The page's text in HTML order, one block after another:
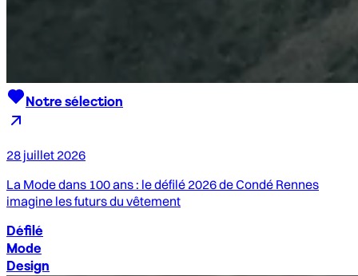
Notre sélection
28 juillet 2026
La Mode dans 100 ans : le défilé 2026 de Condé Rennes
imagine les futurs du vêtement
Défilé
Mode
Design